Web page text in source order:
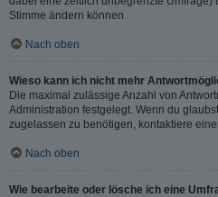
Stimme ändern können.
Nach oben
Wieso kann ich nicht mehr
Die maximal zulässige Anzahl von
Administration festgelegt. Wenn du
zugelassen zu benötigen, kontaktiere
Nach oben
Wie bearbeite oder lösche ich eine